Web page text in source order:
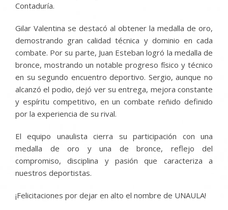
Contaduría.
Gilar Valentina se destacó al obtener la medalla de oro,
demostrando gran calidad técnica y dominio en cada
combate. Por su parte, Juan Esteban logró la medalla de
bronce, mostrando un notable progreso físico y técnico
en su segundo encuentro deportivo. Sergio, aunque no
alcanzó el podio, dejó ver su entrega, mejora constante
y espíritu competitivo, en un combate reñido definido
por la experiencia de su rival.
El equipo unaulista cierra su participación con una
medalla de oro y una de bronce, reflejo del
compromiso, disciplina y pasión que caracteriza a
nuestros deportistas.
¡Felicitaciones por dejar en alto el nombre de UNAULA!